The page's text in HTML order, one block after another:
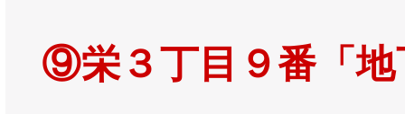
⑨栄３丁目９番「地